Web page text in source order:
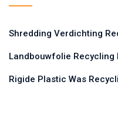
Shredding Verdichting
Landbouwfolie Recycling
Rigide Plastic Was